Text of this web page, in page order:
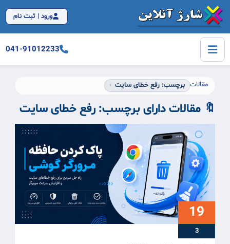
ورود | ثبت نام
041-91012233
مقالات برچسب: رفع خطای سایت
🔖 مقالات دارای برچسب: رفع خطای سایت
19
3